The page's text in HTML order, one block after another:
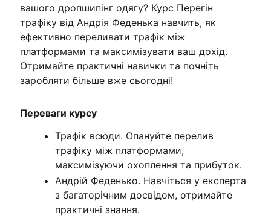
вашого дропшипінг одягу? Курс Перегін
трафіку від Андрія Феденька навчить, як
ефективно переливати трафік між
платформами та максимізувати ваш дохід.
Отримайте практичні навички та почніть
заробляти більше вже сьогодні!
Переваги курсу
Трафік всюди. Опануйте перелив
трафіку між платформами,
максимізуючи охоплення та прибуток.
Андрій Феденько. Навчіться у експерта
з багаторічним досвідом, отримайте
практичні знання.